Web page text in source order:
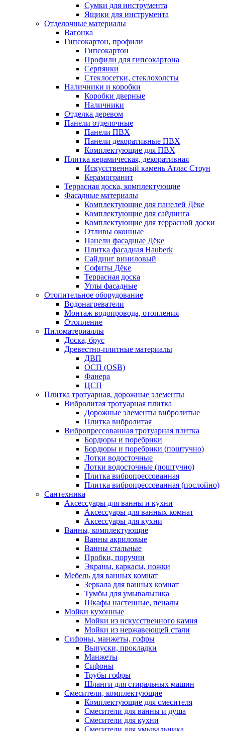
Сумки для инструмента
Ящики для инструмента
Отделочные материалы
Вагонка
Гипсокартон, профили
Гипсокартон
Профили для гипсокартона
Серпянки
Стеклосетки, стеклохолсты
Наличники и коробки
Коробки дверные
Наличники
Отделка деревом
Панели отделочные
Панели ПВХ
Панели декоративные ПВХ
Комплектующие для ПВХ
Плитка керамическая, декоративная
Искусственный камень Атлас Стоун
Керамогранит
Террасная доска, комплектующие
Фасадные материалы
Комплектующие для панелей Дёке
Комплектующие для сайдинга
Комплектующие для террасной доски
Отливы оконные
Панели фасадные Дёке
Плитка фасадная Hauberk
Сайдинг виниловый
Софиты Дёке
Террасная доска
Углы фасадные
Отопительное оборудование
Водонагреватели
Монтаж водопровода, отопления
Отопление
Пиломатериаллы
Доска, брус
Древестно-плитные материалы
ДВП
ОСП (OSB)
Фанера
ЦСП
Плитка тротуарная, дорожные элементы
Вибролитая тротуарная плитка
Дорожные элементы вибролитые
Плитка вибролитая
Вибропрессованная тротуарная плитка
Бордюры и поребрики
Бордюры и поребрики (поштучно)
Лотки водосточные
Лотки водосточные (поштучно)
Плитка вибропрессованная
Плитка вибропрессованная (послойно)
Сантехника
Аксессуары для ванны и кухни
Аксессуары для ванных комнат
Аксессуары для кухни
Ванны, комплектующие
Ванны акриловые
Ванны стальные
Пробки, поручни
Экраны, каркасы, ножки
Мебель для ванных комнат
Зеркала для ванных комнат
Тумбы для умывальника
Шкафы настенные, пеналы
Мойки кухонные
Мойки из искусственного камня
Мойки из нержавеющей стали
Сифоны, манжеты, гофры
Выпуски, прокладки
Манжеты
Сифоны
Трубы гофры
Шланги для стиральных машин
Смесители, комплектующие
Комплектующие для смесителя
Смесители для ванны и душа
Смесители для кухни
Смесители для умывальника